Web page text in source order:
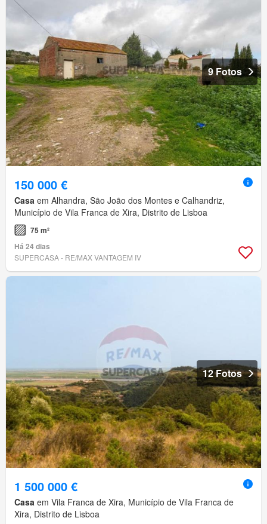
9 Fotos
150 000 €
Casa em Alhandra, São João dos Montes e Calhandriz,
Município de Vila Franca de Xira, Distrito de Lisboa
75 m²
Há 24 dias
SUPERCASA - RE/MAX VANTAGEM IV
12 Fotos
1 500 000 €
Casa em Vila Franca de Xira, Município de Vila Franca de
Xira, Distrito de Lisboa